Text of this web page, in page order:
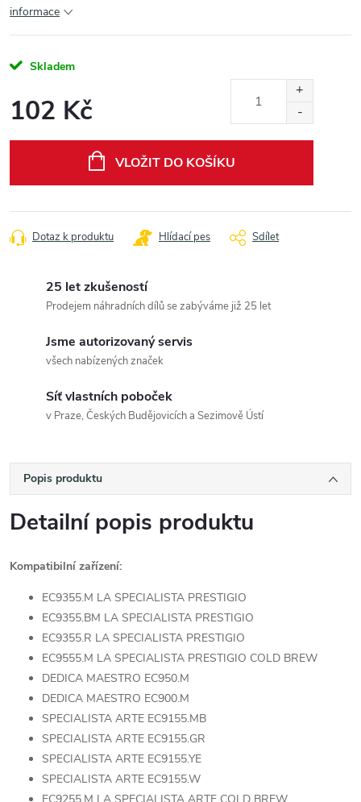
informace
Skladem
102 Kč
VLOŽIT DO KOŠÍKU
Dotaz k produktu Hlídací pes Sdílet
25 let zkušeností
Prodejem náhradních dílů se zabýváme již 25 let
Jsme autorizovaný servis
všech nabízených značek
Síť vlastních poboček
v Praze, Českých Budějovicích a Sezimově Ústí
Popis produktu
Detailní popis produktu
Kompatibilní zařízení:
EC9355.M LA SPECIALISTA PRESTIGIO
EC9355.BM LA SPECIALISTA PRESTIGIO
EC9355.R LA SPECIALISTA PRESTIGIO
EC9555.M LA SPECIALISTA PRESTIGIO COLD BREW
DEDICA MAESTRO EC950.M
DEDICA MAESTRO EC900.M
SPECIALISTA ARTE EC9155.MB
SPECIALISTA ARTE EC9155.GR
SPECIALISTA ARTE EC9155.YE
SPECIALISTA ARTE EC9155.W